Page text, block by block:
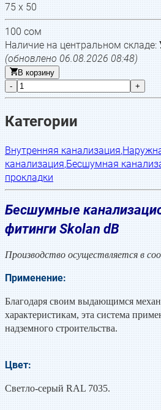
75 х 50
100сом
Наличие на центральном складе:
(обновлено06.08.2026 08:48)
В корзину
-
+
Категории
Внутренняя канализация,
канализация,Бесшумная
прокладки
Бесшумные
фитинги Skolan dB
Производство осуществляется в
Применение:
Благодаря своим выдающимся
характеристикам, эта система
надземного строительства.
Цвет:
Светло-серый RAL 7035.